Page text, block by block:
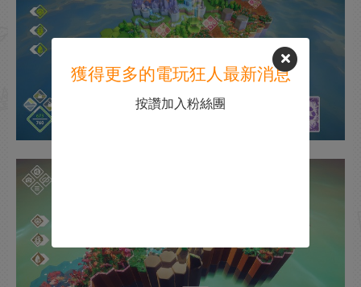
獲得更多的電玩狂人最新消息
按讚加入粉絲團